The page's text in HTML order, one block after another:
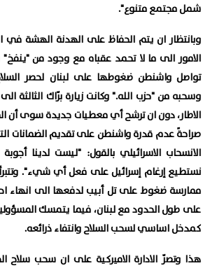
شمل مجتمع متنوع".
وبانتظار ان يتم الحفاظ على الهدنة الهشة
الامور الى ما لا تحمد عقباه مع وجود من "ينفخ"
تواصل واشنطن ضغوطها على لبنان لحصر
وسحبه من "حزب الله." وكانت زيارة برّاك الثالثة
الاطار، دون ان ترشح أي معطيات جديدة سوى أن
صراحةً عدم قدرة واشنطن على تقديم الضمانات
الانسحاب الاسرائيلي بالقول: "ليست لدينا
نستطيع إرغام إسرائيل على فعل أي شيء".
ممارسة ضغوط على تل أبيب لدفعها الى انهاء
على طول الحدود مع لبنان، فيما يتمسك
كمدخل اساسي لسحب السلاح وانتفاء ذرائعه.
هذا وتصرّ الادارة الاميركية على ان سحب سلاح